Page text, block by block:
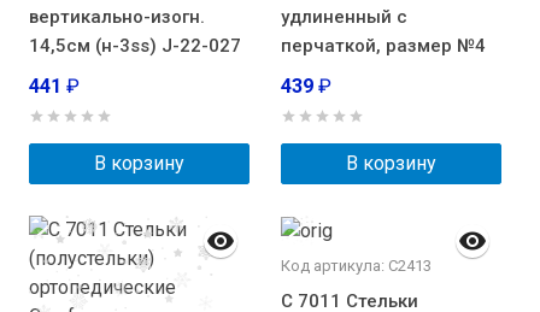
вертикально-изогн.
14,5см (н-3ss) J-22-027
441 ₽
В корзину
удлиненный с
перчаткой, размер №4
439 ₽
В корзину
Код артикула: С2413
С 7011 Стельки